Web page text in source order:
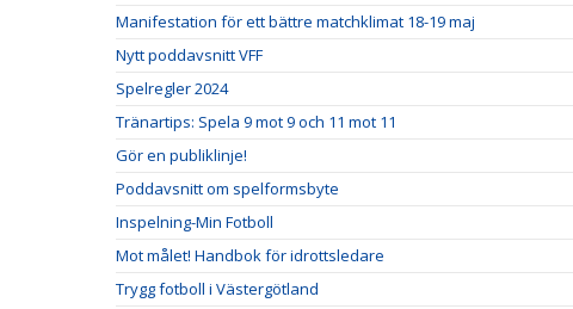
Manifestation för ett bättre matchklimat 18-19 maj
Nytt poddavsnitt VFF
Spelregler 2024
Tränartips: Spela 9 mot 9 och 11 mot 11
Gör en publiklinje!
Poddavsnitt om spelformsbyte
Inspelning-Min Fotboll
Mot målet! Handbok för idrottsledare
Trygg fotboll i Västergötland